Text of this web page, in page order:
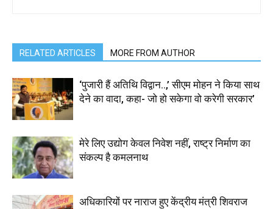
RELATED ARTICLES MORE FROM AUTHOR
‘पुजारी हैं अतिथि विद्वान..,’ सीएम मोहन ने किया साथ
देने का वादा, कहा- जो हो सकेगा वो करेगी सरकार’
मेरे लिए उद्योग केवल निवेश नहीं, राष्ट्र निर्माण का
संकल्प है कमलनाथ
अधिकारियों पर नाराज हुए केंद्रीय मंत्री शिवराज